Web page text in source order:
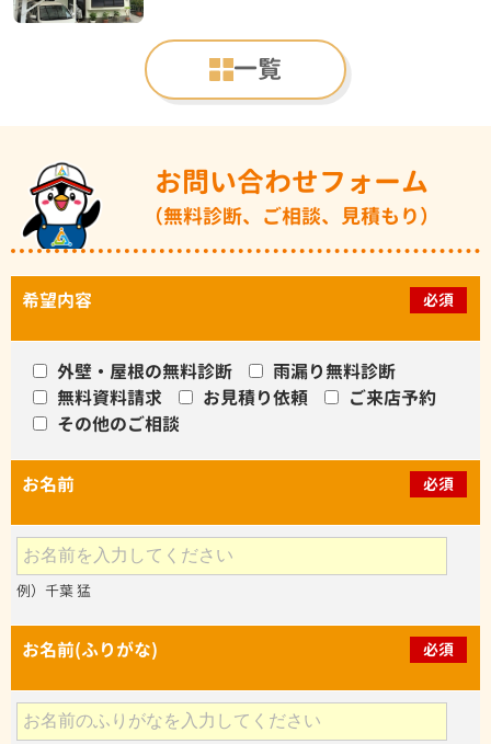
一覧
お問い合わせフォーム
（無料診断、ご相談、見積もり）
希望内容 必須
外壁・屋根の無料診断
雨漏り無料診断
無料資料請求
お見積り依頼
ご来店予約
その他のご相談
お名前 必須
例）千葉 猛
お名前(ふりがな) 必須